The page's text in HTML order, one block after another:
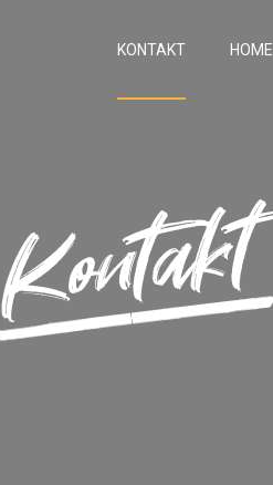
KONTAKT HOME
Kontakt